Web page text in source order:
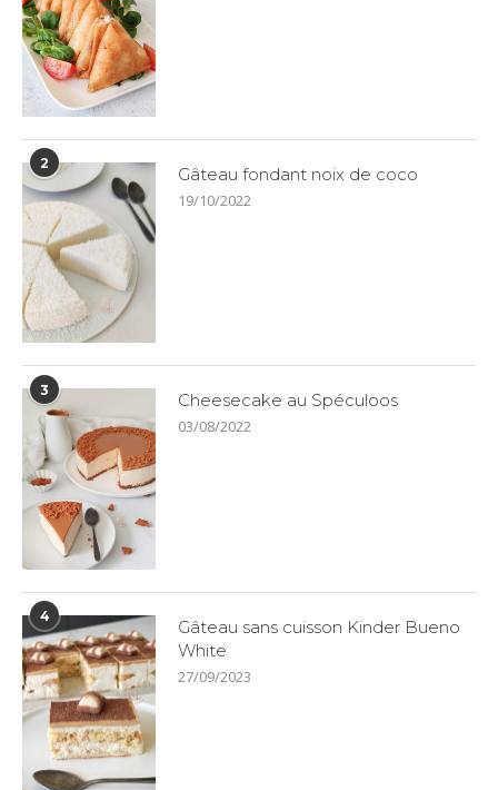
2
Gâteau fondant noix de coco
19/10/2022
3
Cheesecake au Spéculoos
03/08/2022
4
Gâteau sans cuisson Kinder Bueno
White
27/09/2023